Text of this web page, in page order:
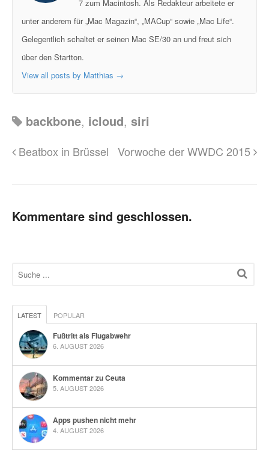
7 zum Macintosh. Als Redakteur arbeitete er
unter anderem für „Mac Magazin“, „MACup“ sowie „Mac Life“.
Gelegentlich schaltet er seinen Mac SE/30 an und freut sich
über den Startton.
View all posts by Matthias →
backbone, icloud, siri
Beatbox in Brüssel Vorwoche der WWDC 2015
Kommentare sind geschlossen.
LATEST POPULAR
Fußtritt als Flugabwehr
6. AUGUST 2026
Kommentar zu Ceuta
5. AUGUST 2026
Apps pushen nicht mehr
4. AUGUST 2026